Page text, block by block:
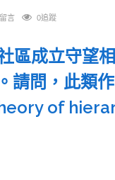
言 0追蹤
區成立守望
請問，此類
of